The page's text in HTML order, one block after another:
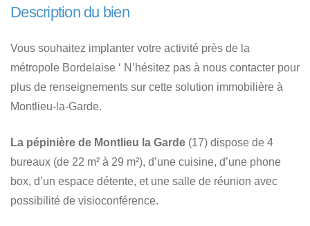
Description du bien
Vous souhaitez implanter votre activité près de la
métropole Bordelaise ‘ N’hésitez pas à nous contacter pour
plus de renseignements sur cette solution immobilière à
Montlieu-la-Garde.
La pépinière de Montlieu la Garde (17) dispose de 4
bureaux (de 22 m² à 29 m²), d’une cuisine, d’une phone
box, d’un espace détente, et une salle de réunion avec
possibilité de visioconférence.